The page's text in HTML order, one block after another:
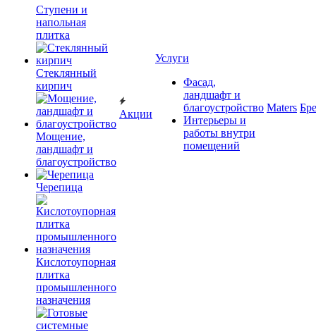
Ступени и
напольная
плитка
Cтеклянный
кирпич
Мощение,
ландшафт и
благоустройство
Черепица
Кислотоупорная
плитка
промышленного
назначения
Акции
Услуги
Фасад,
ландшафт и
благоустройство
Интерьеры и
работы внутри
помещений
Maters